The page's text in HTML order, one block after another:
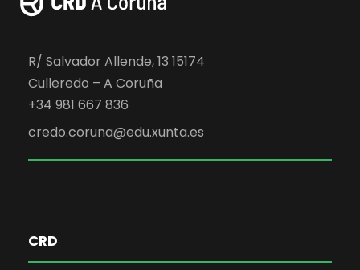
R/ Salvador Allende, 13 15174
Culleredo – A Coruña
+34 981 667 836
credo.coruna@edu.xunta.es
CRD